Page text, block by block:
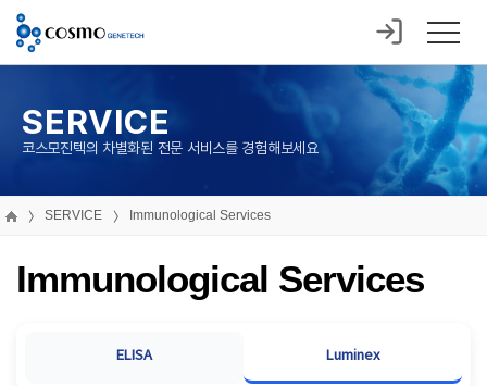
SERVICE
코스모진텍의 차별화된 전문 서비스를 경험해보세요
SERVICE Immunological Services
Immunological Services
ELISA Luminex